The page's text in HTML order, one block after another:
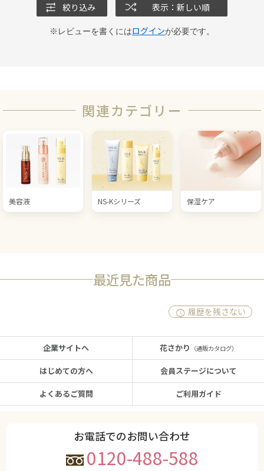
絞り込み 表示：新しい順
※レビューを書くにはログインが必要です。
関連カテゴリー
美容液 NS-Kシリーズ 保湿ケア
最近見た商品
履歴を残さない
企業サイトへ
はじめての方へ
よくあるご質問
花さかり （通販カタログ）
会員ステージについて
ご利用ガイド
お電話でのお問い合わせ
0120-488-588